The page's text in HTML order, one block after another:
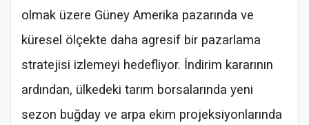
olmak üzere Güney Amerika pazarında ve
küresel ölçekte daha agresif bir pazarlama
stratejisi izlemeyi hedefliyor. İndirim kararının
ardından, ülkedeki tarım borsalarında yeni
sezon buğday ve arpa ekim projeksiyonlarında